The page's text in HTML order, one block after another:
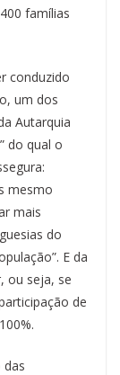
famílias
conduzido
um dos
Autarquia
do qual o
mesmo
mais
do
E da
ou seja, se
de